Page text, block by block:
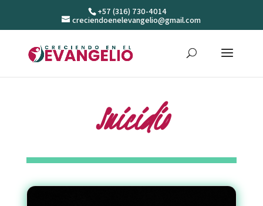
+57 (316) 730-4014
creciendoenelevangelio@gmail.com
Suicidio